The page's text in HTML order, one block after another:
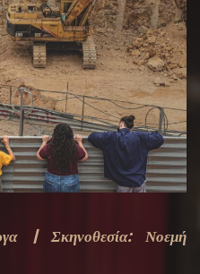
| Σκηνοθεσία: Νοεμή